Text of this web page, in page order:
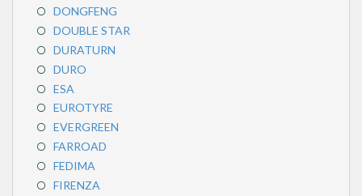
DONGFENG
DOUBLE STAR
DURATURN
DURO
ESA
EUROTYRE
EVERGREEN
FARROAD
FEDIMA
FIRENZA